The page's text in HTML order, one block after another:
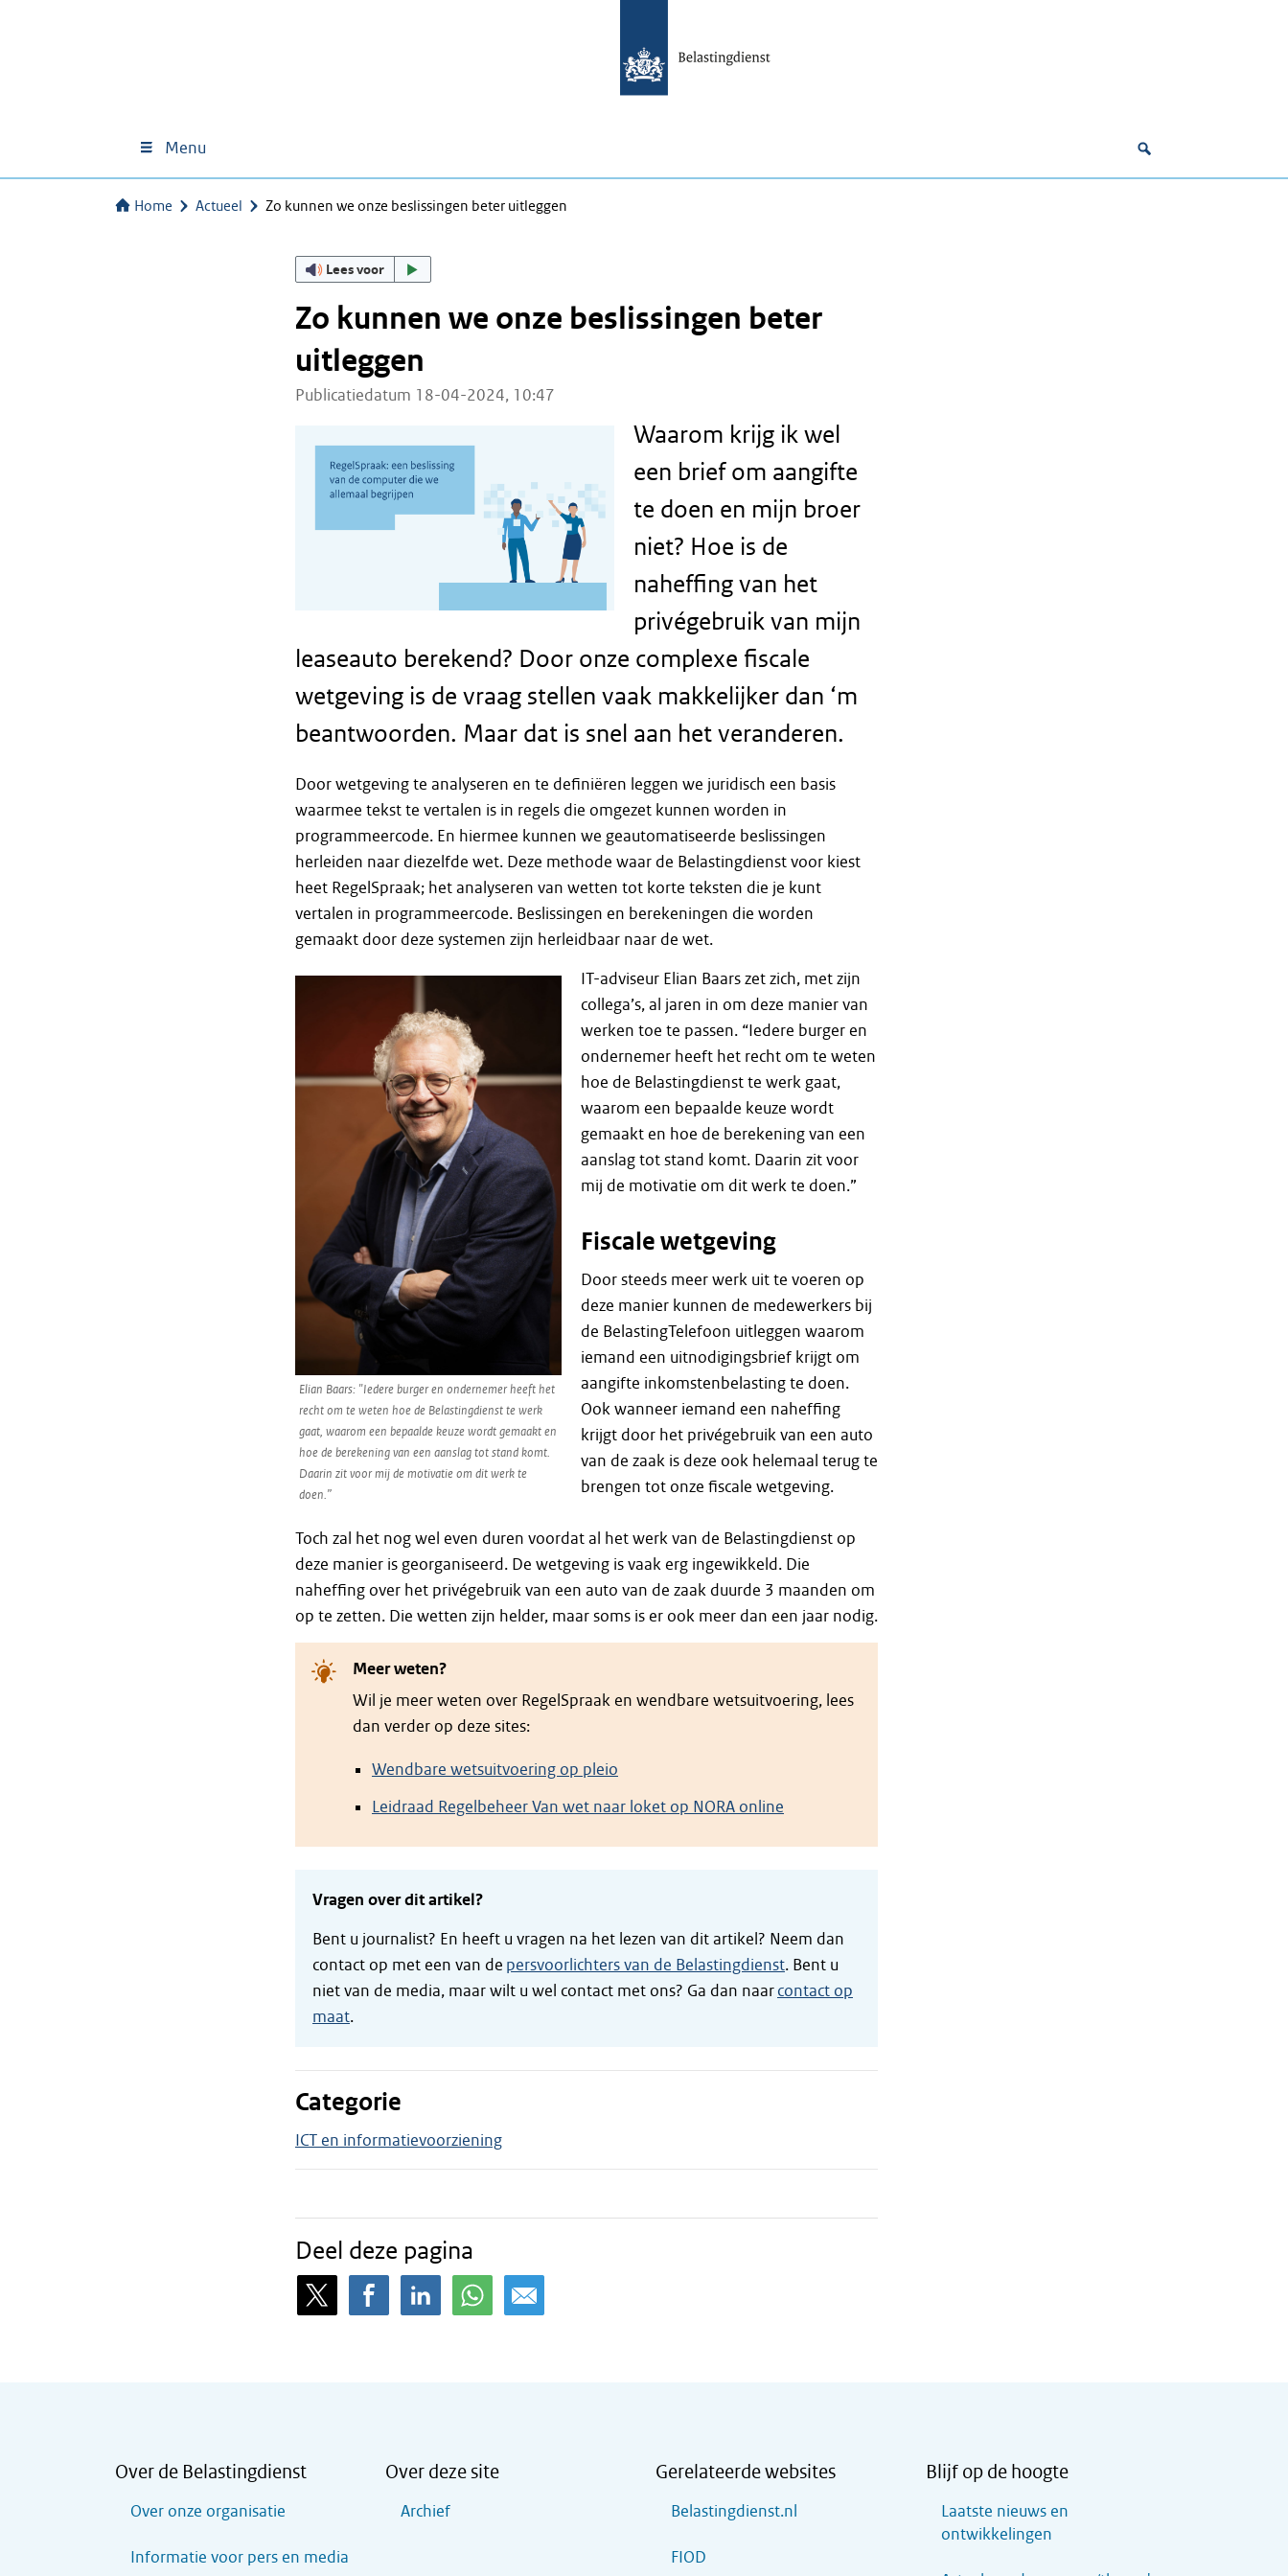
Menu
Home Actueel Zo kunnen we onze beslissingen beter uitleggen
Lees voor
Zo kunnen we onze beslissingen beter
uitleggen
Publicatiedatum 18-04-2024, 10:47
Waarom krijg ik wel
een brief om aangifte
te doen en mijn broer
niet? Hoe is de
naheffing van het
privégebruik van mijn
leaseauto berekend? Door onze complexe fiscale
wetgeving is de vraag stellen vaak makkelijker dan ‘m
beantwoorden. Maar dat is snel aan het veranderen.
Door wetgeving te analyseren en te definiëren leggen we juridisch een basis
waarmee tekst te vertalen is in regels die omgezet kunnen worden in
programmeercode. En hiermee kunnen we geautomatiseerde beslissingen
herleiden naar diezelfde wet. Deze methode waar de Belastingdienst voor kiest
heet RegelSpraak; het analyseren van wetten tot korte teksten die je kunt
vertalen in programmeercode. Beslissingen en berekeningen die worden
gemaakt door deze systemen zijn herleidbaar naar de wet.
Elian Baars: "Iedere burger en ondernemer heeft het
recht om te weten hoe de Belastingdienst te werk
gaat, waarom een bepaalde keuze wordt gemaakt en
hoe de berekening van een aanslag tot stand komt.
Daarin zit voor mij de motivatie om dit werk te
doen.”
IT-adviseur Elian Baars zet zich, met zijn
collega’s, al jaren in om deze manier van
werken toe te passen. “Iedere burger en
ondernemer heeft het recht om te weten
hoe de Belastingdienst te werk gaat,
waarom een bepaalde keuze wordt
gemaakt en hoe de berekening van een
aanslag tot stand komt. Daarin zit voor
mij de motivatie om dit werk te doen.”
Fiscale wetgeving
Door steeds meer werk uit te voeren op
deze manier kunnen de medewerkers bij
de BelastingTelefoon uitleggen waarom
iemand een uitnodigingsbrief krijgt om
aangifte inkomstenbelasting te doen.
Ook wanneer iemand een naheffing
krijgt door het privégebruik van een auto
van de zaak is deze ook helemaal terug te
brengen tot onze fiscale wetgeving.
Toch zal het nog wel even duren voordat al het werk van de Belastingdienst op
deze manier is georganiseerd. De wetgeving is vaak erg ingewikkeld. Die
naheffing over het privégebruik van een auto van de zaak duurde 3 maanden om
op te zetten. Die wetten zijn helder, maar soms is er ook meer dan een jaar nodig.
Meer weten?
Wil je meer weten over RegelSpraak en wendbare wetsuitvoering, lees
dan verder op deze sites:
Wendbare wetsuitvoering op pleio
Leidraad Regelbeheer Van wet naar loket op NORA online
Vragen over dit artikel?
Bent u journalist? En heeft u vragen na het lezen van dit artikel? Neem dan
contact op met een van de persvoorlichters van de Belastingdienst. Bent u
niet van de media, maar wilt u wel contact met ons? Ga dan naarcontact op
maat.
Categorie
ICT en informatievoorziening
Deel deze pagina
Over de Belastingdienst
Over onze organisatie
Informatie voor pers en media
Over deze site
Archief
Gerelateerde websites
Belastingdienst.nl
FIOD
Blijf op de hoogte
Laatste nieuws en
ontwikkelingen